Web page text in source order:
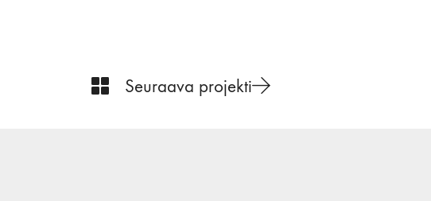
Seuraava projekti